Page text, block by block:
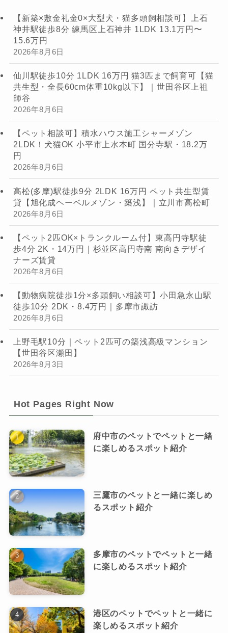
【新築×敷金礼金0×大型犬・猫多頭飼相談可】上石
神井駅徒歩8分 練馬区上石神井 1LDK 13.1万円〜
15.6万円
2026年8月6日
仙川駅徒歩10分 1LDK 16万円 猫3匹まで飼育可【猫
共生型・全長60cm体重10kg以下】｜世田谷区上祖
師谷
2026年8月6日
【ペット相談可】積水ハウス施工シャーメゾン
2LDK！犬猫OK 小平市上水本町 国分寺駅・18.2万
円
2026年8月6日
高松(多摩)駅徒歩9分 2LDK 16万円 ペット共生型賃
貸【旭化成ヘーベルメゾン・築浅】｜立川市高松町
2026年8月6日
【ペット2匹OK×トランクルーム付】東高円寺駅徒
歩4分 2K・14万円｜杉並区高円寺南 南向きデザイ
ナーズ賃貸
2026年8月6日
【動物病院徒歩1分×多頭飼い相談可】小田急永山駅
徒歩10分 2DK・8.4万円｜多摩市諏訪
2026年8月6日
上野毛駅10分｜ペット2匹可の築浅高級マンション
【世田谷区瀬田】
2026年8月3日
Hot Pages Right Now
府中市のペットでペットと一緒
に楽しめるスポット紹介
三鷹市のペットと一緒に楽しめ
るスポット紹介
多摩市のペットでペットと一緒
に楽しめるスポット紹介
港区のペットでペットと一緒に
楽しめるスポット紹介